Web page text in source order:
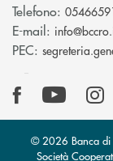
Telefono:
E-mail:
PEC:
© 2026 Banca di
Società